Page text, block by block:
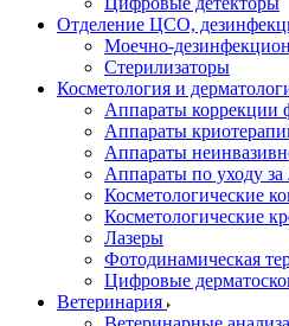
Отделение ЦСО,
Моечно-
Стерилизаторы
Косметология и
Аппараты коррекции
Аппараты
Аппараты
Аппараты по уходу
Косметологические
Косметологические
Лазеры
Фотодинамическая
Цифровые
Ветеринария